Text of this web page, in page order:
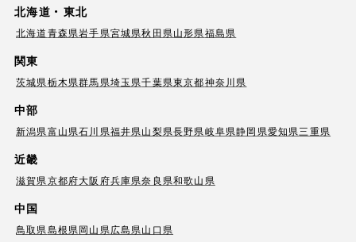
北海道・東北
北海道青森県岩手県宮城県秋田県山形県福島県
関東
茨城県栃木県群馬県埼玉県千葉県東京都神奈川県
中部
新潟県富山県石川県福井県山梨県長野県岐阜県静岡県愛知県三重県
近畿
滋賀県京都府大阪府兵庫県奈良県和歌山県
中国
鳥取県島根県岡山県広島県山口県